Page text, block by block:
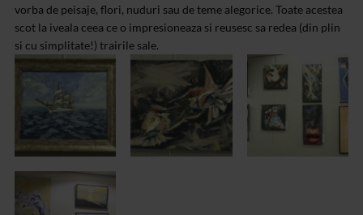
vorba de peisaje, flori, nuduri sau de teme alegorice. Toate acestea
scot la iveala ceea ce o impresioneaza si reusesc sa redea (din plin
si cu simplitate!) trairile sale.